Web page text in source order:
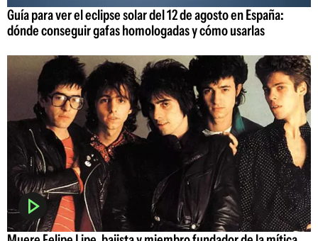
Guía para ver el eclipse solar del 12 de agosto en España:
dónde conseguir gafas homologadas y cómo usarlas